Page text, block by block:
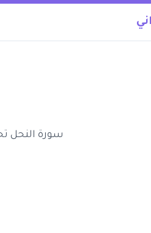
سورة النحل